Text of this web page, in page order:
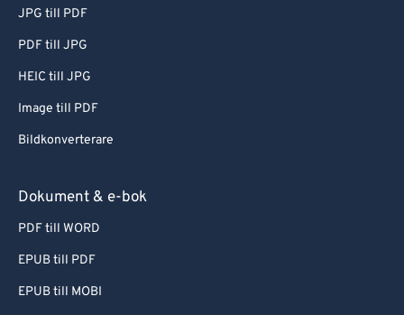
JPG till PDF
PDF till JPG
HEIC till JPG
Image till PDF
Bildkonverterare
Dokument & e-bok
PDF till WORD
EPUB till PDF
EPUB till MOBI